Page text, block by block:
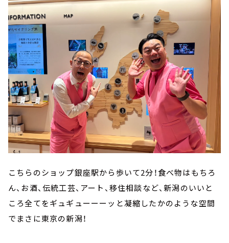
こちらのショップ銀座駅から歩いて2分！食べ物はもちろ
ん、お酒、伝統工芸、アート、移住相談など、新潟のいいと
ころ全てをギュギューーーッと凝縮したかのような空間
でまさに東京の新潟！